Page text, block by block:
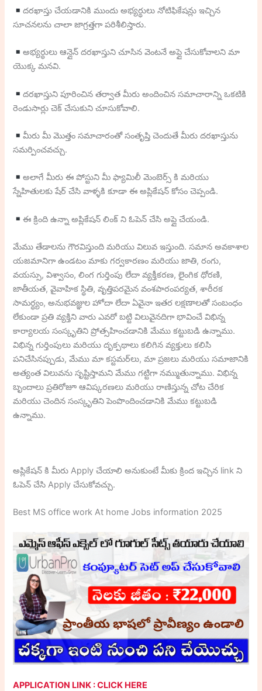
దరఖాస్తు చేయడానికి ముందు అభ్యర్థులు నోటిఫికేషన్లు ఇచ్చిన
సూచనలను చాలా జాగ్రత్తగా పరిశీలిస్తారు.
అభ్యర్థులు ఆన్లైన్ దరఖాస్తుని చూసిన వెంటనే అప్లై చేసుకోవాలని మా
యొక్క మనవి.
దరఖాస్తుని పూరించిన తర్వాత మీరు అందించిన సమాచారాన్ని ఒకటికి
రెండుసార్లు చెక్ చేసుకుని చూసుకోవాలి.
మీరు మీ మొత్తం సమాచారంతో సంతృప్తి చెందుతే మీరు దరఖాస్తును
సమర్పించవచ్చు.
అలాగే మీరు ఈ పోస్టుని మీ ఫ్యామిలీ మెంబెర్స్ కి మరియు
స్నేహితులకు షేర్ చేసి వాళ్ళకి కూడా ఈ అప్లికేషన్ కోసం చెప్పండి.
ఈ క్రింది ఉన్నా అప్లికేషన్ లింక్ ని ఓపెన్ చేసి అప్లై చేయండి.
మేము తేడాలను గౌరవిస్తుంది మరియు విలువ ఇస్తుంది. సమాన అవకాశాల
యజమానిగా ఉండటం మాకు గర్వకారణం మరియు జాతి, రంగు,
వయస్సు, విశ్వాసం, లింగ గుర్తింపు లేదా వ్యక్తీకరణ, లైంగిక ధోరణి,
జాతీయత, వైవాహిక స్థితి, వృత్తిపరమైన వంశపారంపర్యత, శారీరక
సామర్థ్యం, ​​అనుభవజ్ఞుల హోదా లేదా ఏవైనా ఇతర లక్షణాలతో సంబంధం
లేకుండా ప్రతి వ్యక్తిని వారు ఎవరో బట్టి విలువైనదిగా భావించే విభిన్న
కార్యాలయ సంస్కృతిని ప్రోత్సహించడానికి మేము కట్టుబడి ఉన్నాము.
విభిన్న గుర్తింపులు మరియు దృక్పథాలు కలిగిన వ్యక్తులు కలిసి
పనిచేసినప్పుడు, మేము మా కస్టమర్‌లు, మా ప్రజలు మరియు సమాజానికి
అత్యంత విలువను సృష్టిస్తామని మేము గట్టిగా నమ్ముతున్నాము. విభిన్న
బృందాలు ప్రతిరోజూ ఆవిష్కరణలు మరియు రాణిస్తున్న చోట చేరిక
మరియు చెందిన సంస్కృతిని పెంపొందించడానికి మేము కట్టుబడి
ఉన్నాము.
అప్లికేషన్ కి మీరు Apply చేయాలి అనుకుంటే మీకు క్రింద ఇచ్చిన link ని
ఓపెన్ చేసి Apply చేసుకోవచ్చు.
Best MS office work At home Jobs information 2025
APPLICATION LINK : CLICK HERE